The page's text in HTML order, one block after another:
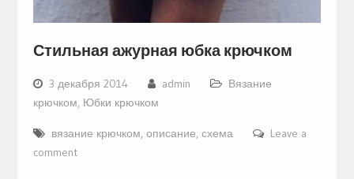
Стильная ажурная юбка крючком
3 декабря 2014 admin
Вязание
крючком, Юбки крючком
вязание крючком, описание, схема
Leave a
comment